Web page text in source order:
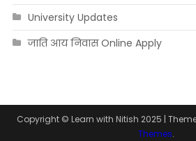
University Updates
जाति आय निवास Online Apply
Copyright © Learn with Nitish 2025 |
Themes.